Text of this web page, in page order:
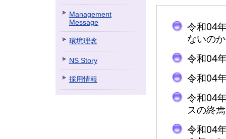
Management
Message
環境理念
NS Story
採用情報
令和04
ないの
令和04
令和04
令和04
スの終焉
令和04